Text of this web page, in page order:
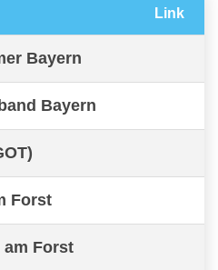
Link
Bayern
Bayern
Forst
Forst